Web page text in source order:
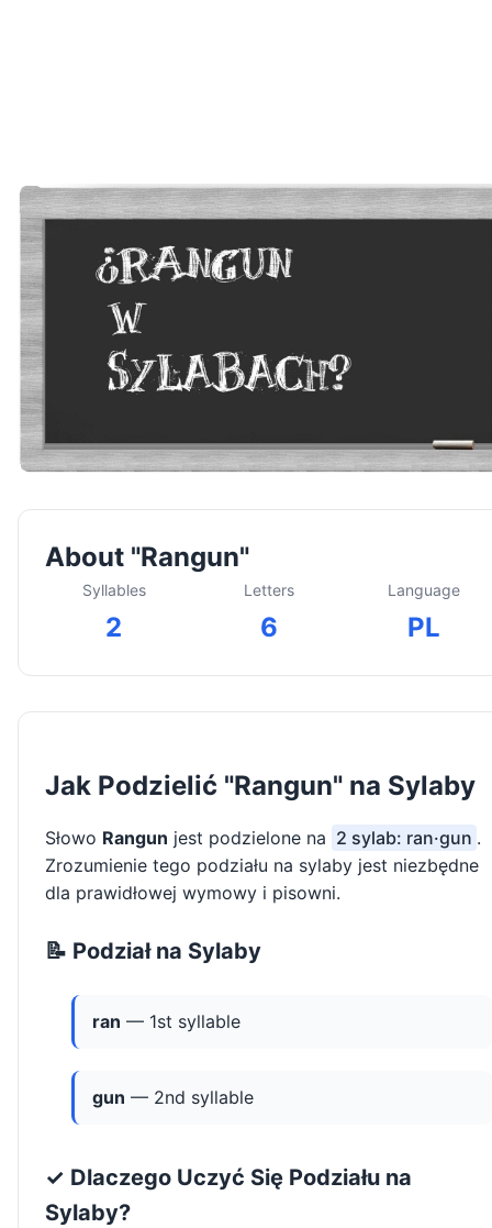
About "Rangun"
Syllables
2
Letters
6
Language
PL
Jak Podzielić "Rangun" na Sylaby
Słowo Rangun jest podzielone na 2 sylab: ran·gun .
Zrozumienie tego podziału na sylaby jest niezbędne
dla prawidłowej wymowy i pisowni.
📝 Podział na Sylaby
ran — 1st syllable
gun — 2nd syllable
✓ Dlaczego Uczyć Się Podziału na
Sylaby?